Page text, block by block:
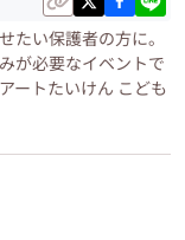
たい保護者の方に。
が必要なイベントで
ートたいけん こども